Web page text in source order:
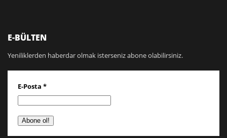
E-BÜLTEN
Yeniliklerden haberdar olmak isterseniz abone olabilirsiniz.
E-Posta *